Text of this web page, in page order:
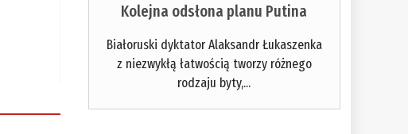
Kolejna odsłona planu Putina
Białoruski dyktator Alaksandr Łukaszenka
z niezwykłą łatwością tworzy różnego
rodzaju byty,...